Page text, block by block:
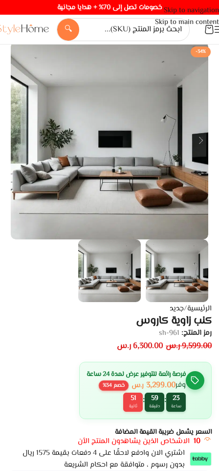
Skip to navigation
Skip to main content
خصومات تصل إلى 70% + هدايا مجانية
🔍
-34%
الرئيسية/جديد
كنب زاوية كاروس
رمز المنتج: sh-961
9,599.00ر.س 6,300.00ر.س
فرصة رائعة للتوفير عرض لمدة 24 ساعة
وفر3,299.00 ر.س خصم34
%
23
ساعة :
59
دقيقة :
51
ثانية
السعر يشمل ضريبة القيمة المضافة
10 الاشخاص الذين يشاهدون المنتج الأن
اشتري الان وادفع لاحقًا على 4 دفعات بقيمة 1575 ريال
بدون رسوم ، متوافقة مع احكام الشريعة